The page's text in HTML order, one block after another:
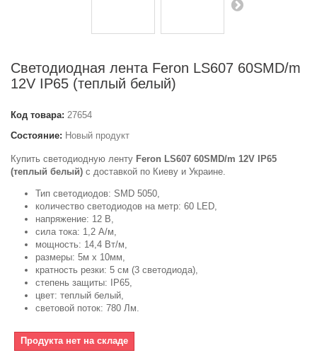
Светодиодная лента Feron LS607 60SMD/m
12V IP65 (теплый белый)
Код товара: 27654
Состояние: Новый продукт
Купить светодиодную ленту Feron LS607 60SMD/m 12V IP65
(теплый белый) с доставкой по Киеву и Украине.
Тип светодиодов: SMD 5050,
количество светодиодов на метр: 60 LED,
напряжение: 12 В,
сила тока: 1,2 А/м,
мощность: 14,4 Вт/м,
размеры: 5м х 10мм,
кратность резки: 5 см (3 светодиода),
степень защиты: IP65,
цвет: теплый белый,
световой поток: 780 Лм.
Продукта нет на складе